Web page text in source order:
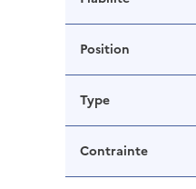
Position
Type
Contrainte